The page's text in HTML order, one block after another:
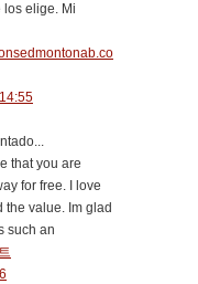
los elige. Mi
that you are
for free. I love
value. Im glad
such an